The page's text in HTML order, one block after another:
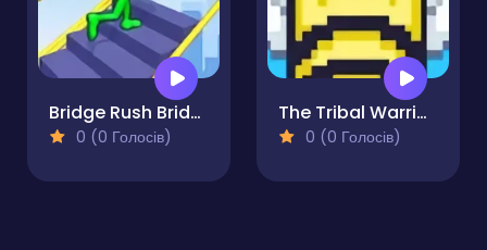
Bridge Rush Bridge Builder Game
0 (0 Голосів)
The Tribal Warrior of Fortune
0 (0 Голосів)